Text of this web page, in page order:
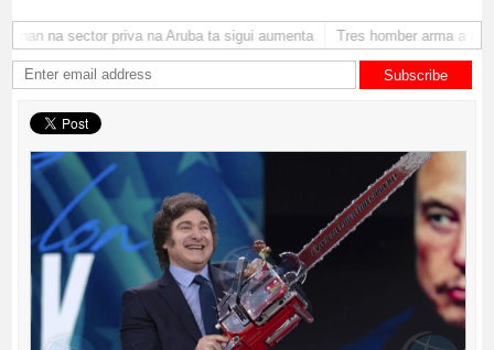
na sector priva na Aruba ta sigui aumenta Tres homber arma a
Subscribe